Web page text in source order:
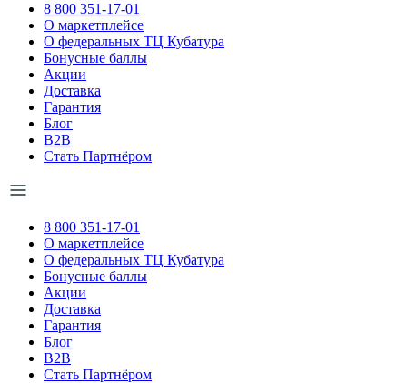
8 800 351-17-01
О маркетплейсе
О федеральных ТЦ Кубатура
Бонусные баллы
Акции
Доставка
Гарантия
Блог
B2B
Стать Партнёром
8 800 351-17-01
О маркетплейсе
О федеральных ТЦ Кубатура
Бонусные баллы
Акции
Доставка
Гарантия
Блог
B2B
Стать Партнёром